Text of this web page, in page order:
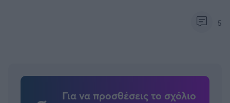
5
Για να προσθέσεις το σχόλιο